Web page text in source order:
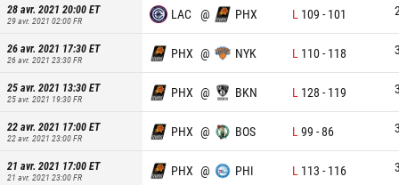
28 avr. 2021 20:00ET
29 avr. 2021 02:00FR LAC @ PHX L 109 - 101
26 avr. 2021 17:30ET
26 avr. 2021 23:30FR PHX @ NYK L 110- 118
25 avr. 2021 13:30ET
25 avr. 2021 19:30FR PHX @ BKN L 128 - 119
22 avr. 2021 17:00ET
22 avr. 2021 23:00FR PHX @ BOS L 99 -86
21 avr. 2021 17:00ET
21 avr. 2021 23:00FR PHX @ PHI L 113 - 116